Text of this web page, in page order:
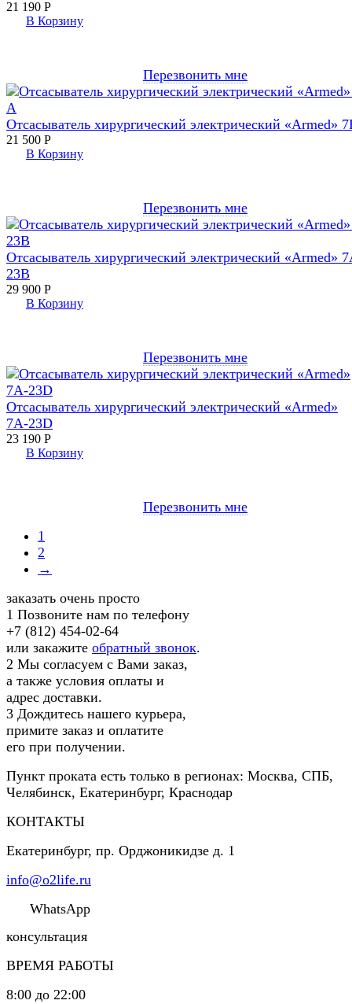
21 190 Р
В Корзину
Перезвонить мне
Отсасыватель хирургический электрический «Armed»
21 500 Р
В Корзину
Перезвонить мне
Отсасыватель хирургический электрический «Armed»
23B
29 900 Р
В Корзину
Перезвонить мне
Отсасыватель хирургический электрический «Armed»
7А-23D
23 190 Р
В Корзину
Перезвонить мне
1
2
→
заказать очень просто
1 Позвоните нам по телефону
+7 (812) 454-02-64
или закажите обратный звонок.
2 Мы согласуем с Вами заказ,
а также условия оплаты и
адрес доставки.
3 Дождитесь нашего курьера,
примите заказ и оплатите
его при получении.
Пункт проката есть только в регионах: Москва, СПБ,
Челябинск, Екатеринбург, Краснодар
КОНТАКТЫ
Екатеринбург, пр. Орджоникидзе д. 1
info@o2life.ru
WhatsApp
консультация
ВРЕМЯ РАБОТЫ
8:00 до 22:00